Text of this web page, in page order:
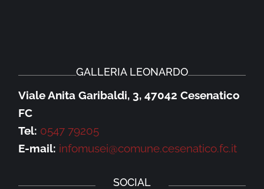
GALLERIA LEONARDO
Viale Anita Garibaldi, 3, 47042 Cesenatico
FC
Tel: 0547 79205
E-mail: infomusei@comune.cesenatico.fc.it
SOCIAL